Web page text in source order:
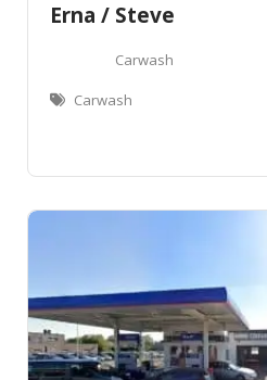
Erna / Steve
Carwash
Carwash